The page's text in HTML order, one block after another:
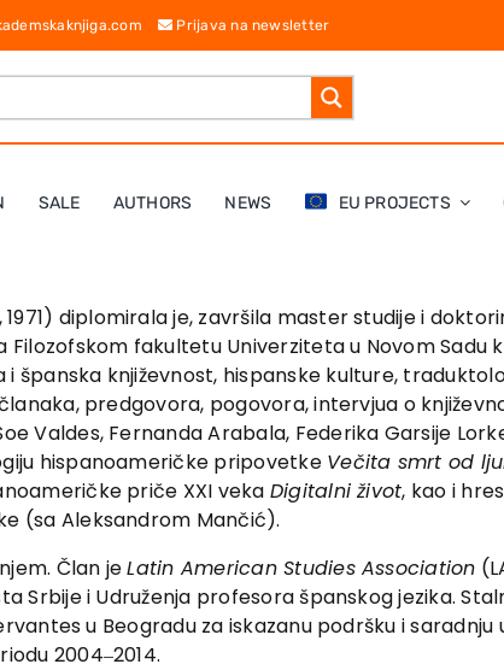
Prijava na newsletter
SALE AUTHORS NEWS EU PROJECTS
1971) diplomirala je, završila master studije i
Filozofskom fakulte­tu­ Univer­zi­te­ta­ u Novom Sadu
književnost, hispanske kulture,
predgovora, pogo­vora, intervjua o
Val­des, Fernanda Arabala, Federika Garsije
hispanoameričke pripovetke Večita smrt od
priče XXI veka Digitalni život, kao i
(sa Aleksandrom Mančić).
Član jeLatin American Studies Association
Srbije i Udruženja profesora španskog jezika.
u Beogradu za iskazanu podršku i
2004‒2014.